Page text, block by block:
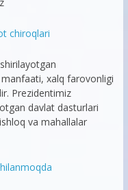
chiroqlari
xalq farovonligi
Prezidentimiz
davlat dasturlari
va mahallalar